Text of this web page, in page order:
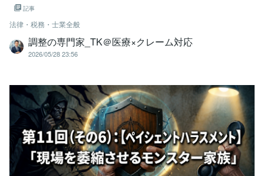
記事
法律・税務・士業全般
調整の専門家_TK＠医療×クレーム対応
2026/05/28 23:56